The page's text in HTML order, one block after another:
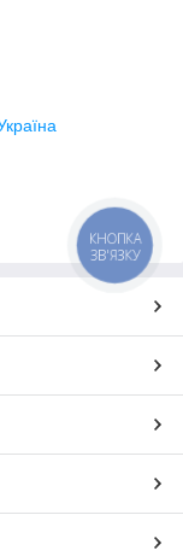
КНОПКА
ЗВ'ЯЗКУ